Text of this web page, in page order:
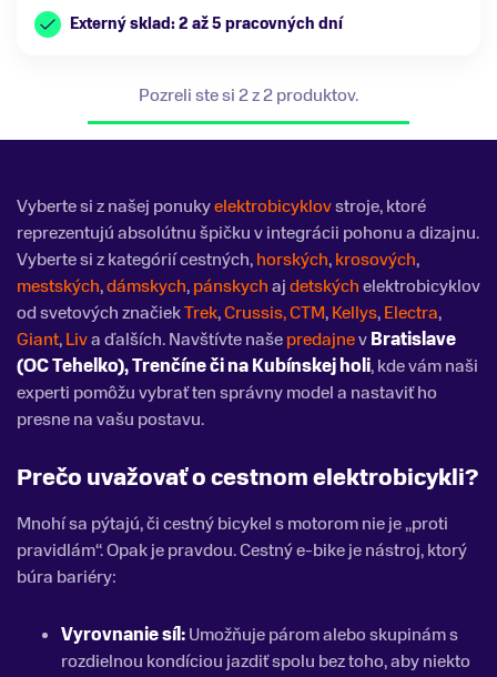
Externý sklad: 2 až 5 pracovných dní
Pozreli ste si 2 z 2 produktov.
Vyberte si z našej ponukyelektrobicyklovstroje, ktoré
reprezentujú absolútnu špičku v integrácii pohonu a dizajnu.
Vyberte si z kategórií cestných,horských,krosových,
mestských,dámskych,pánskychajdetskýchelektrobicyklov
od svetových značiekTrek,Crussis,CTM,Kellys,Electra,
Giant,Liva ďalších.Navštívte našepredajnevBratislave
(OC Tehelko),Trenčínečina Kubínskej holi, kde vám naši
experti pomôžu vybrať ten správny model a nastaviť ho
presne na vašu postavu.
Prečo uvažovať o cestnom elektrobicykli?
Mnohí sa pýtajú, či cestný bicykel s motorom nie je „proti
pravidlám“. Opak je pravdou. Cestný e-bike je nástroj, ktorý
búra bariéry:
Vyrovnanie síl:Umožňuje párom alebo skupinám s
rozdielnou kondíciou jazdiť spolu bez toho, aby niekto